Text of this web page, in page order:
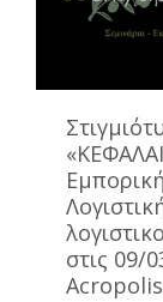
στις 09/